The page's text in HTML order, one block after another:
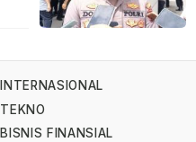
INTERNASIONAL
TEKNO
BISNIS FINANSIAL